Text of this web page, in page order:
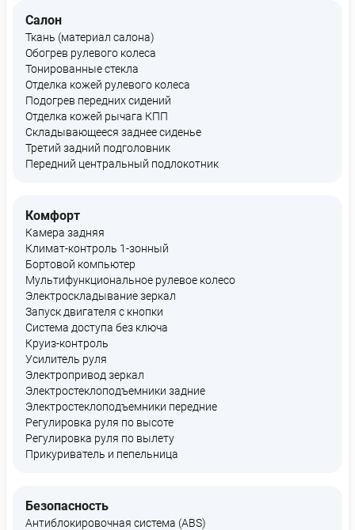
Салон
Ткань (материал салона)
Обогрев рулевого колеса
Тонированные стекла
Отделка кожей рулевого колеса
Подогрев передних сидений
Отделка кожей рычага КПП
Складывающееся заднее сиденье
Третий задний подголовник
Передний центральный подлокотник
Комфорт
Камера задняя
Климат-контроль 1-зонный
Бортовой компьютер
Мультифункциональное рулевое колесо
Электроскладывание зеркал
Запуск двигателя с кнопки
Система доступа без ключа
Круиз-контроль
Усилитель руля
Электропривод зеркал
Электростеклоподъемники задние
Электростеклоподъемники передние
Регулировка руля по высоте
Регулировка руля по вылету
Прикуриватель и пепельница
Безопасность
Антиблокировочная система (ABS)